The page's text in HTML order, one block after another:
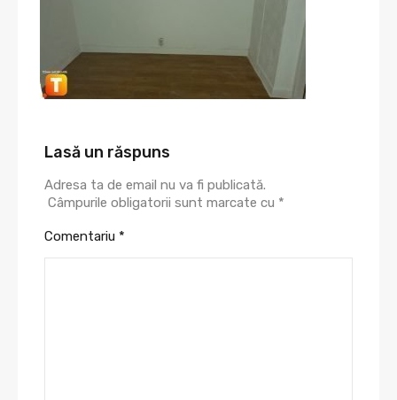
Lasă un răspuns
Adresa ta de email nu va fi publicată.
Câmpurile obligatorii sunt marcate cu *
Comentariu *